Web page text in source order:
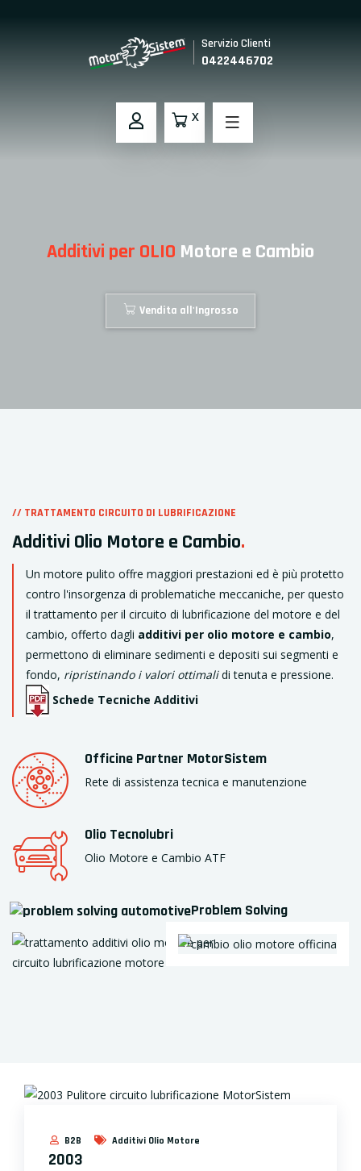
Servizio Clienti
0422446702
X
Additivi per OLIO Motore e Cambio
Vendita all'Ingrosso
// TRATTAMENTO CIRCUITO DI LUBRIFICAZIONE
Additivi Olio Motore e Cambio.
Un motore pulito offre maggiori prestazioni ed è più protetto
contro l'insorgenza di problematiche meccaniche, per questo
il trattamento per il circuito di lubrificazione del motore e del
cambio, offerto dagli additivi per olio motore e cambio,
permettono di eliminare sedimenti e depositi sui segmenti e
fondo, ripristinando i valori ottimalidi tenuta e pressione.
Schede Tecniche Additivi
Officine Partner MotorSistem
Rete di assistenza tecnica e manutenzione
Olio Tecnolubri
Olio Motore e Cambio ATF
Problem Solving
B2B Additivi Olio Motore
2003